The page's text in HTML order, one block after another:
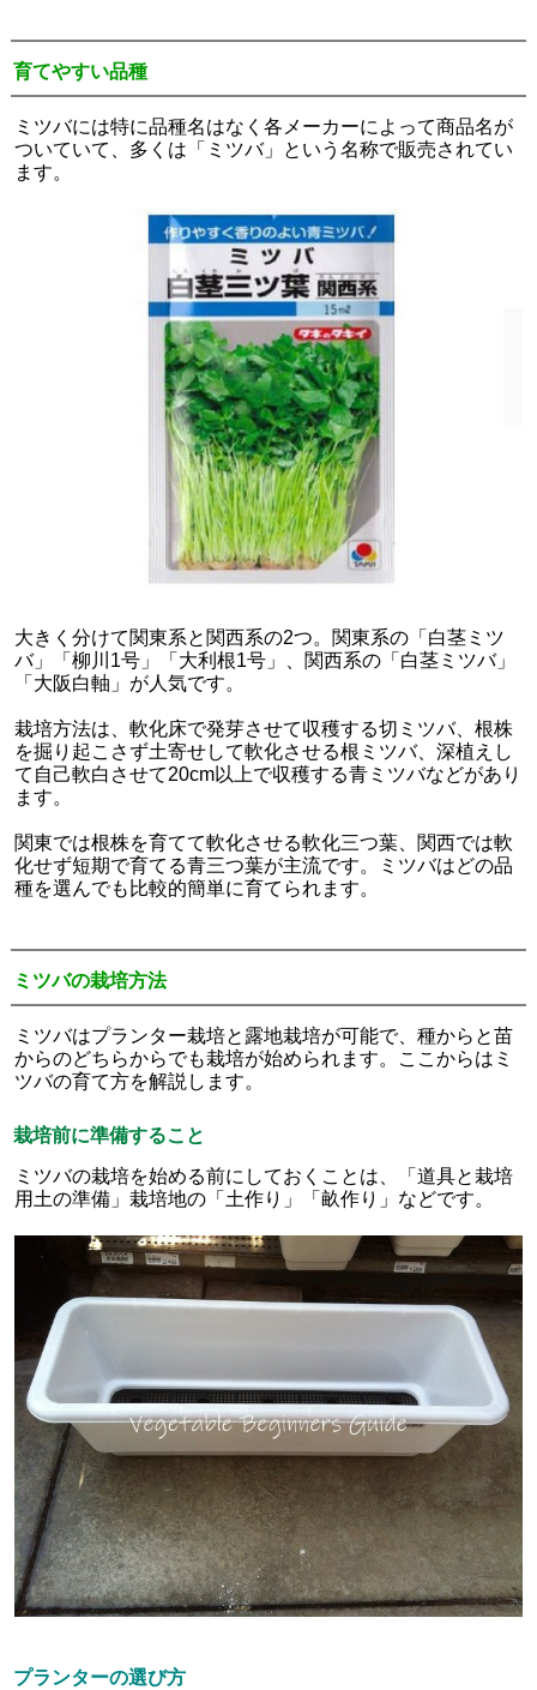
育てやすい品種
ミツバには特に品種名はなく各メーカーによって商品名が
ついていて、多くは「ミツバ」という名称で販売されてい
ます。
大きく分けて関東系と関西系の2つ。関東系の「白茎ミツ
バ」「柳川1号」「大利根1号」、関西系の「白茎ミツバ」
「大阪白軸」が人気です。
栽培方法は、軟化床で発芽させて収穫する切ミツバ、根株
を掘り起こさず土寄せして軟化させる根ミツバ、深植えし
て自己軟白させて20cm以上で収穫する青ミツバなどがあり
ます。
関東では根株を育てて軟化させる軟化三つ葉、関西では軟
化せず短期で育てる青三つ葉が主流です。ミツバはどの品
種を選んでも比較的簡単に育てられます。
ミツバの栽培方法
ミツバはプランター栽培と露地栽培が可能で、種からと苗
からのどちらからでも栽培が始められます。ここからはミ
ツバの育て方を解説します。
栽培前に準備すること
ミツバの栽培を始める前にしておくことは、「道具と栽培
用土の準備」栽培地の「土作り」「畝作り」などです。
プランターの選び方